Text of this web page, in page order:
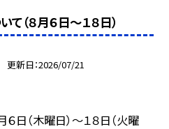
（８月６日～１８日）
更新日 2026/07/21
日（木曜日）～１８日（火曜